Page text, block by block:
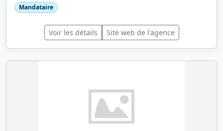
Mandataire
Voir les détails Site web de l'agence